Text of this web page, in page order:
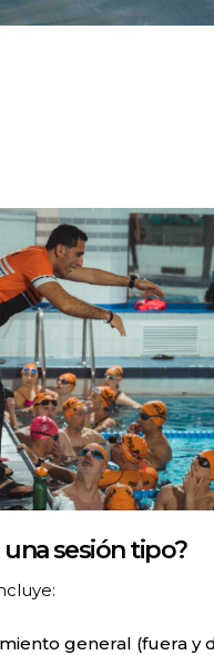
una sesión tipo?
general (fuera y